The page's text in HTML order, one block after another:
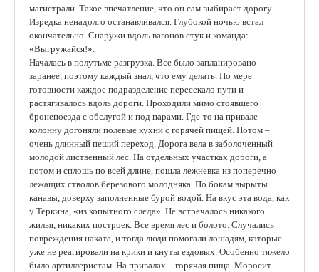
магистрали. Такое впечатление, что он сам выбирает дорогу.
Изредка ненадолго останавливался. Глубокой ночью встал
окончательно. Снаружи вдоль вагонов стук и команда:
«Выгружайся!».
Началась в полутьме разгрузка. Все было запланировано
заранее, поэтому каждый знал, что ему делать. По мере
готовности каждое подразделение пересекало пути и
растягивалось вдоль дороги. Проходили мимо стоявшего
бронепоезда с обслугой и под парами. Где-то на привале
колонну догоняли полевые кухни с горячей пищей. Потом –
очень длинный пеший переход. Дорога вела в заболоченный
молодой лиственный лес. На отдельных участках дороги, а
потом и сплошь по всей длине, пошла лежневка из поперечно
лежащих стволов березового молодняка. По бокам вырыты
канавы, доверху заполненные бурой водой. На вкус эта вода, как
у Теркина, «из копытного следа». Не встречалось никакого
жилья, никаких построек. Все время лес и болото. Случались
повреждения наката, и тогда люди помогали лошадям, которые
уже не реагировали на крики и кнуты ездовых. Особенно тяжело
было артиллеристам. На привалах – горячая пища. Моросит